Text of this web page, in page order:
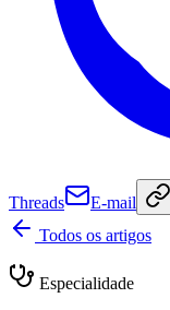
Threads E-mail
Todos os artigos
Especialidade